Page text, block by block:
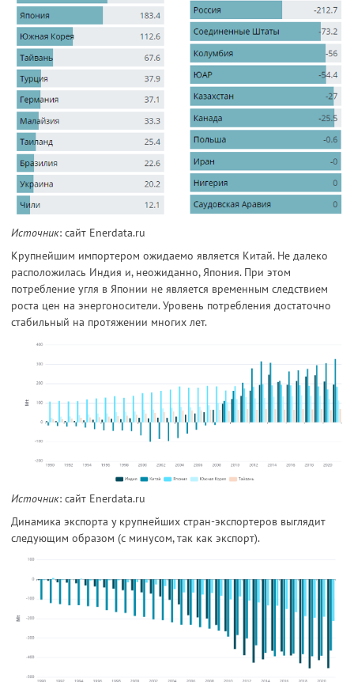
Источник: сайт Enerdata.ru
Крупнейшим импортером ожидаемо является Китай. Не далеко
расположилась Индия и, неожиданно, Япония. При этом
потребление угля в Японии не является временным следствием
роста цен на энергоносители. Уровень потребления достаточно
стабильный на протяжении многих лет.
Источник: сайт Enerdata.ru
Динамика экспорта у крупнейших стран-экспортеров выглядит
следующим образом (с минусом, так как экспорт).